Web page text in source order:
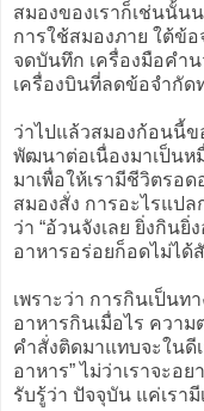
สมองของเราก็เช่นนั้น
การใช้สมองภาย ใต้ข้
จดบันทึก เครื่องมือคำ
เครื่องบินที่ลดข้อจำกัด
ว่าไปแล้วสมองก้อนนี้ข
พัฒนาต่อเนื่องมาเป็น
มาเพื่อให้เรามีชีวิตรอ
สมองสั่ง การอะไรแปล
ว่า “อ้วนจังเลย ยิ่งกิน
อาหารอร่อยก็อดไม่ได้
เพราะว่า การกินเป็นท
อาหารกินเมื่อไร ความ
คำสั่งติดมาแทบจะในดีเ
อาหาร” ไม่ว่าเราจะอ
รับรู้ว่า ปัจจุบัน แค่เรา